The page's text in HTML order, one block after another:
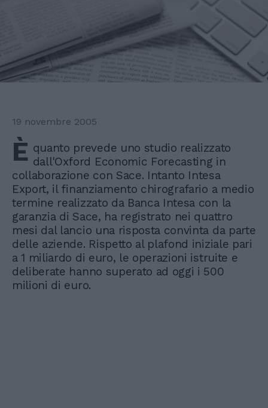
19 novembre 2005
È quanto prevede uno studio realizzato
dall'Oxford Economic Forecasting in
collaborazione con Sace. Intanto Intesa
Export, il finanziamento chirografario a medio
termine realizzato da Banca Intesa con la
garanzia di Sace, ha registrato nei quattro
mesi dal lancio una risposta convinta da parte
delle aziende. Rispetto al plafond iniziale pari
a 1 miliardo di euro, le operazioni istruite e
deliberate hanno superato ad oggi i 500
milioni di euro.